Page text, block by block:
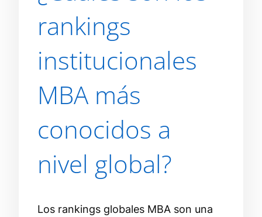
rankings
institucionales
MBA más
conocidos a
nivel global?
Los rankings globales MBA son una